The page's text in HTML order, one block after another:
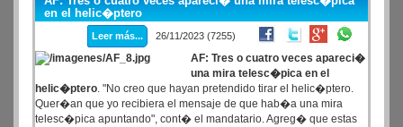
Adem�s de ratificar a Daniel Scioli como embajador argentino en
Brasil.
en el helic�ptero
Leer más... 26/11/2023 (7255)
AF: Tres o cuatro veces apareci�
una mira telesc�pica en el
helic�ptero. "No creo que hayan pretendido tirar el helic�ptero.
Quer�an que yo recibiera el mensaje de que hab�a una mira
telesc�pica apuntando", cont� el mandatario. Agreg� que estas